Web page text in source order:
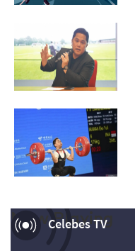
Celebes TV
Now Playing